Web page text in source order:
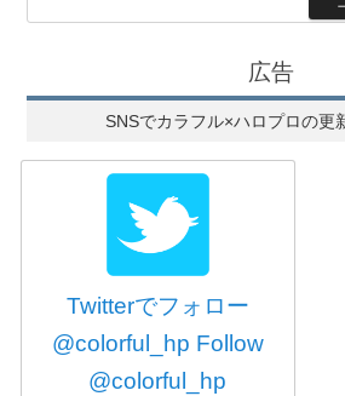
広告
SNSでカラフル×ハロプロの更
Twitterでフォロー
@colorful_hp Follow
@colorful_hp